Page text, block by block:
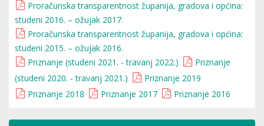
Proračunska transparentnost županija, gradova i općina:
studeni 2016. – ožujak 2017.
Proračunska transparentnost županija, gradova i općina:
studeni 2015. – ožujak 2016.
Priznanje (studeni 2021. - travanj 2022.)
Priznanje
(studeni 2020. - travanj 2021.)
Priznanje 2019
Priznanje 2018
Priznanje 2017 Priznanje 2016